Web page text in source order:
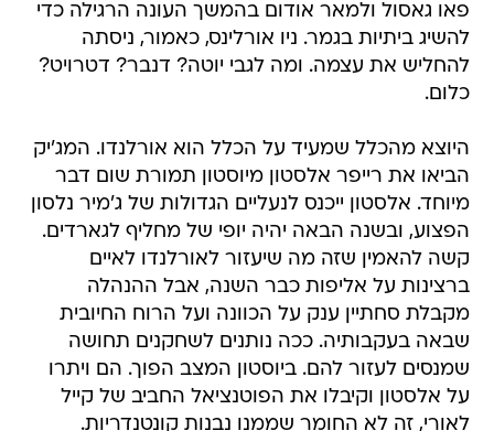
פאו גאסול ולמאר אודום בהמשך העונה הרגילה כדי
להשיג ביתיות בגמר. ניו אורלינס, כאמור, ניסתה
להחליש את עצמה. ומה לגבי יוטה? דנבר? דטרויט?
כלום.
היוצא מהכלל שמעיד על הכלל הוא אורלנדו. המג'יק
הביאו את רייפר אלסטון מיוסטון תמורת שום דבר
מיוחד. אלסטון ייכנס לנעליים הגדולות של ג'מיר נלסון
הפצוע, ובשנה הבאה יהיה יופי של מחליף לגארדים.
קשה להאמין שזה מה שיעזור לאורלנדו לאיים
ברצינות על אליפות כבר השנה, אבל ההנהלה
מקבלת סחתיין ענק על הכוונה ועל הרוח החיובית
שבאה בעקבותיה. ככה נותנים לשחקנים תחושה
שמנסים לעזור להם. ביוסטון המצב הפוך. הם ויתרו
על אלסטון וקיבלו את הפוטנציאל החביב של קייל
לאורי, זה לא החומר שממנו נבנות קונטנדריות.